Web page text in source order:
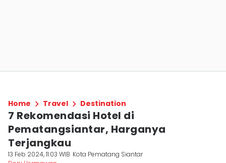
Home Travel Destination
7 Rekomendasi Hotel di
Pematangsiantar, Harganya
Terjangkau
13 Feb 2024, 11:03 WIB Kota Pematang Siantar